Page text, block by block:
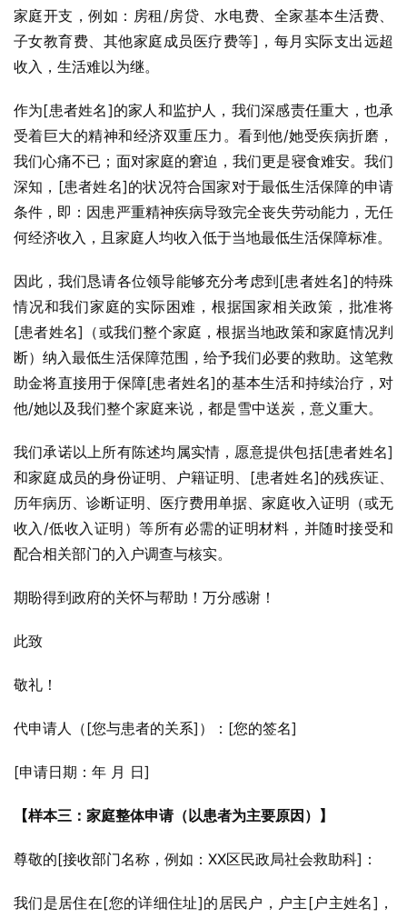
家庭开支，例如：房租/房贷、水电费、全家基本生活费、
子女教育费、其他家庭成员医疗费等]，每月实际支出远超
收入，生活难以为继。
作为[患者姓名]的家人和监护人，我们深感责任重大，也承
受着巨大的精神和经济双重压力。看到他/她受疾病折磨，
我们心痛不已；面对家庭的窘迫，我们更是寝食难安。我们
深知，[患者姓名]的状况符合国家对于最低生活保障的申请
条件，即：因患严重精神疾病导致完全丧失劳动能力，无任
何经济收入，且家庭人均收入低于当地最低生活保障标准。
因此，我们恳请各位领导能够充分考虑到[患者姓名]的特殊
情况和我们家庭的实际困难，根据国家相关政策，批准将
[患者姓名]（或我们整个家庭，根据当地政策和家庭情况判
断）纳入最低生活保障范围，给予我们必要的救助。这笔救
助金将直接用于保障[患者姓名]的基本生活和持续治疗，对
他/她以及我们整个家庭来说，都是雪中送炭，意义重大。
我们承诺以上所有陈述均属实情，愿意提供包括[患者姓名]
和家庭成员的身份证明、户籍证明、[患者姓名]的残疾证、
历年病历、诊断证明、医疗费用单据、家庭收入证明（或无
收入/低收入证明）等所有必需的证明材料，并随时接受和
配合相关部门的入户调查与核实。
期盼得到政府的关怀与帮助！万分感谢！
此致
敬礼！
代申请人（[您与患者的关系]）：[您的签名]
[申请日期：年 月 日]
【样本三：家庭整体申请（以患者为主要原因）】
尊敬的[接收部门名称，例如：XX区民政局社会救助科]：
我们是居住在[您的详细住址]的居民户，户主[户主姓名]，